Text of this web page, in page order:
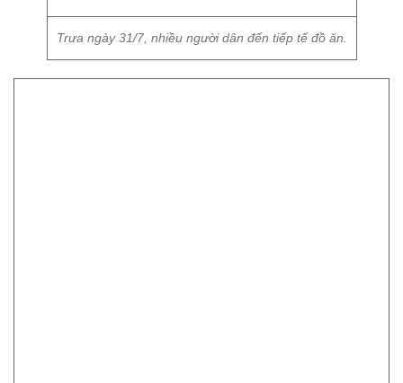
Trưa ngày 31/7, nhiều người dân đến tiếp tế đồ ăn.